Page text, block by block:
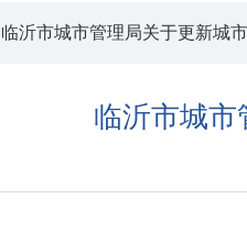
临沂市城市管理局关于更新城
临沂市城市